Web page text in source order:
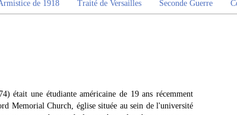
de 1918 Traité de Versailles Seconde Guerre
était une étudiante américaine de 19 ans récemment
Memorial Church, église située au sein de l'université